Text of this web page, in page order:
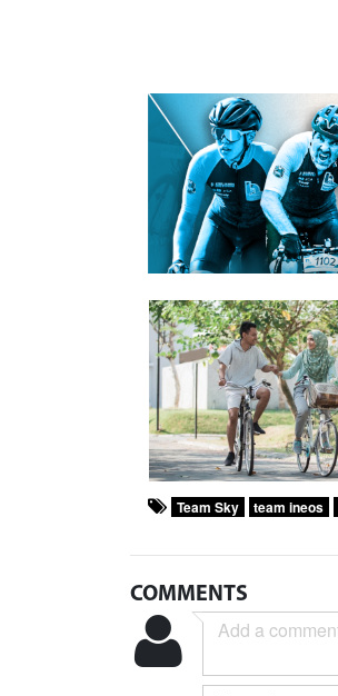
Team Sky team ineos
COMMENTS